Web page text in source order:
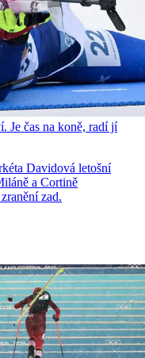
Je čas na koně, radí jí
Davidová letošní
a Cortině
zad.